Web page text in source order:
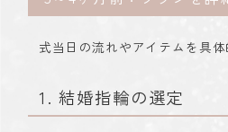
式当日の流れやアイテムを具体
1. 結婚指輪の選定